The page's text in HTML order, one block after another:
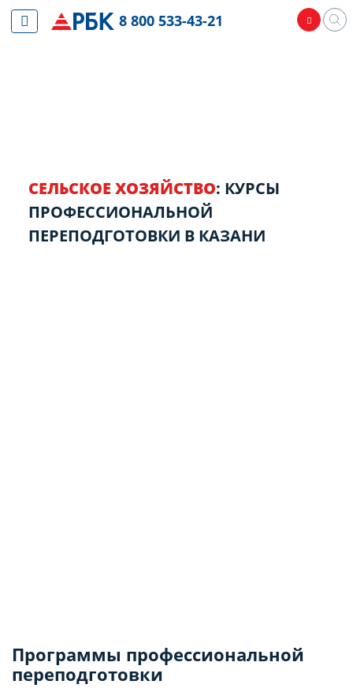
СЕЛЬСКОЕ ХОЗЯЙСТВО: КУРСЫ
ПРОФЕССИОНАЛЬНОЙ
ПЕРЕПОДГОТОВКИ В КАЗАНИ
Программы профессиональной
переподготовки
8 800 533-43-21